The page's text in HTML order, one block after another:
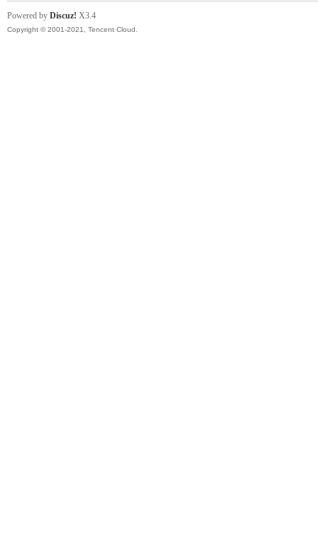
Powered by Discuz! X3.4
Copyright © 2001-2021, Tencent Cloud.